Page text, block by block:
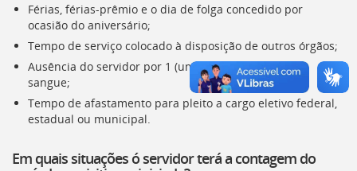
Férias, férias-prêmio e o dia de folga concedido por
ocasião do aniversário;
Tempo de serviço colocado à disposição de outros órgãos;
Ausência do servidor por 1 (um) dia para doação de
sangue;
Tempo de afastamento para pleito a cargo eletivo federal,
estadual ou municipal.
Em quais situações ó servidor terá a contagem do